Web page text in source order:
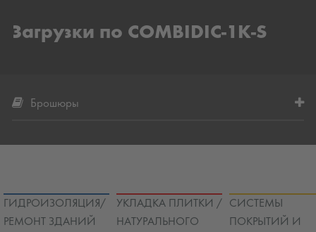
Загрузки по COMBIDIC-1K-S
Брошюры
ГИДРОИЗОЛЯЦИЯ/
РЕМОНТ ЗДАНИЙ
УКЛАДКА ПЛИТКИ /
НАТУРАЛЬНОГО
СИСТЕМЫ
ПОКРЫТИЙ И